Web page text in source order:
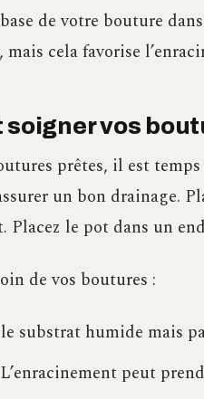
de votre bouture
cela favorise
soigner vos
prêtes, il est
un bon drainage.
Placez le pot dans un
de vos boutures :
substrat humide mais
peut